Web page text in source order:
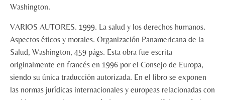
Washington.
VARIOS AUTORES. 1999. La salud y los derechos humanos.
Aspectos éticos y morales. Organización Panamericana de la
Salud, Washington, 459 págs. Esta obra fue escrita
originalmente en francés en 1996 por el Consejo de Europa,
siendo su única traducción autorizada. En el libro se exponen
las normas jurídicas internacionales y europeas relacionadas con